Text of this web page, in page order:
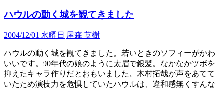
ハウルの動く城を観てきました
2004/12/01 水曜日 屋森 英樹
ハウルの動く城を観てきました。若いときのソフィーがかわ
いいです。90年代の娘のように太眉で銀髪。なかなかツボを
抑えたキャラ作りだとおもいました。木村拓哉が声をあてて
いたため演技力を危惧していたハウルは、違和感無くすんな